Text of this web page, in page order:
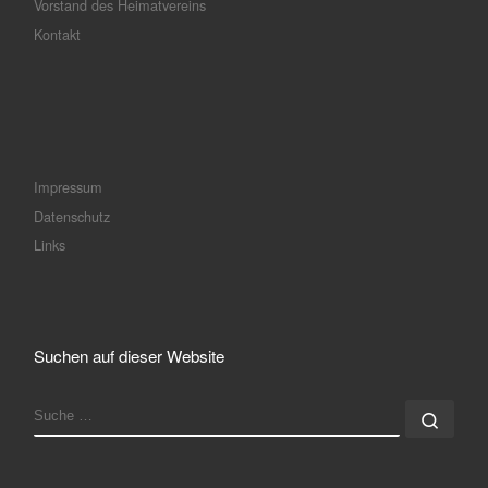
Vorstand des Heimatvereins
Kontakt
Impressum
Datenschutz
Links
Suchen auf dieser Website
SUCHE